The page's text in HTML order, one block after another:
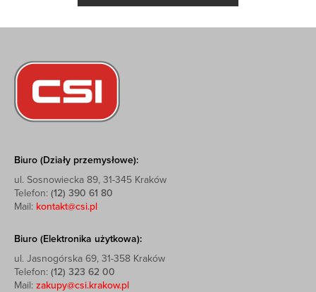
Biuro (Działy przemysłowe):
ul. Sosnowiecka 89, 31-345 Kraków
Telefon: (12) 390 61 80
Mail: kontakt@csi.pl
Biuro (Elektronika użytkowa):
ul. Jasnogórska 69, 31-358 Kraków
Telefon: (12) 323 62 00
Mail: zakupy@csi.krakow.pl